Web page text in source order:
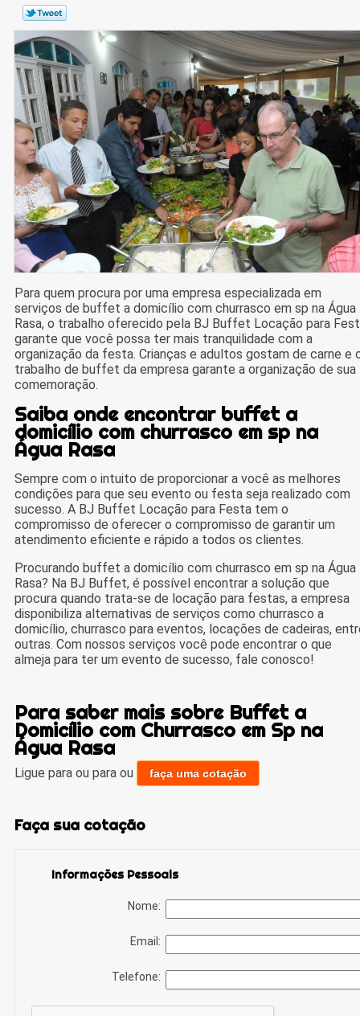
Para quem procura por uma empresa especializada em
serviços de buffet a domicílio com churrasco em sp na Água
Rasa, o trabalho oferecido pela BJ Buffet Locação para
garante que você possa ter mais tranquilidade com a
organização da festa. Crianças e adultos gostam de carne e
trabalho de buffet da empresa garante a organização de sua
comemoração.
Saiba onde encontrar buffet a
domicílio com churrasco em sp na
Água Rasa
Sempre com o intuito de proporcionar a você as melhores
condições para que seu evento ou festa seja realizado com
sucesso. A BJ Buffet Locação para Festa tem o
compromisso de oferecer o compromisso de garantir um
atendimento eficiente e rápido a todos os clientes.
Procurando buffet a domicílio com churrasco em sp na Água
Rasa? Na BJ Buffet, é possível encontrar a solução que
procura quando trata-se de locação para festas, a empresa
disponibiliza alternativas de serviços como churrasco a
domicílio, churrasco para eventos, locações de cadeiras,
outras. Com nossos serviços você pode encontrar o que
almeja para ter um evento de sucesso, fale conosco!
Para saber mais sobre Buffet a
Domicílio com Churrasco em Sp na
Água Rasa
Ligue para ou para ou faça uma cotação
Faça sua cotação
Informações Pessoais
Nome:
Email:
Telefone: